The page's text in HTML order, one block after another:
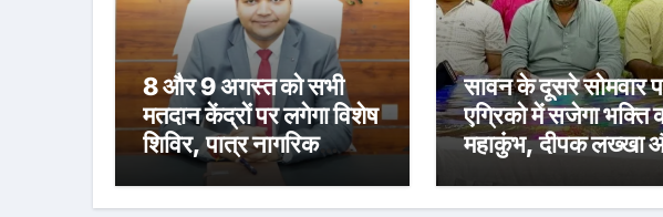
8 और 9 अगस्त को सभी
मतदान केंद्रों पर लगेगा विशेष
शिविर, पात्र नागरिक
फॉर्म-6 और फॉर्म-8 भरें:
उपायुक्त मनीष कुमार
सावन के दूसरे सोमवार
एग्रिको में सजेगा भक्ति
महाकुंभ, दीपक लख्खा
संध्या होगी आकर्षण